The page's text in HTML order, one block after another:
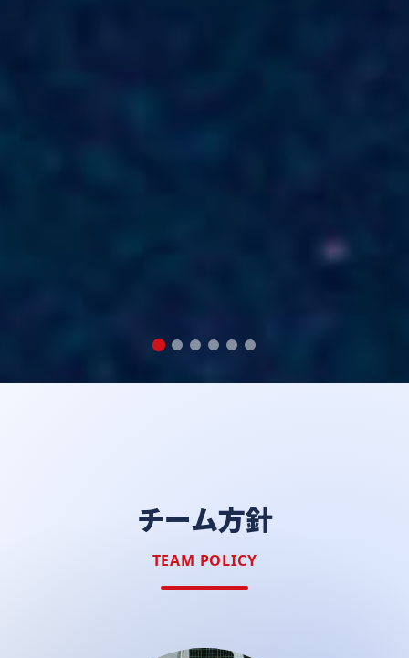
チーム方針
TEAM POLICY